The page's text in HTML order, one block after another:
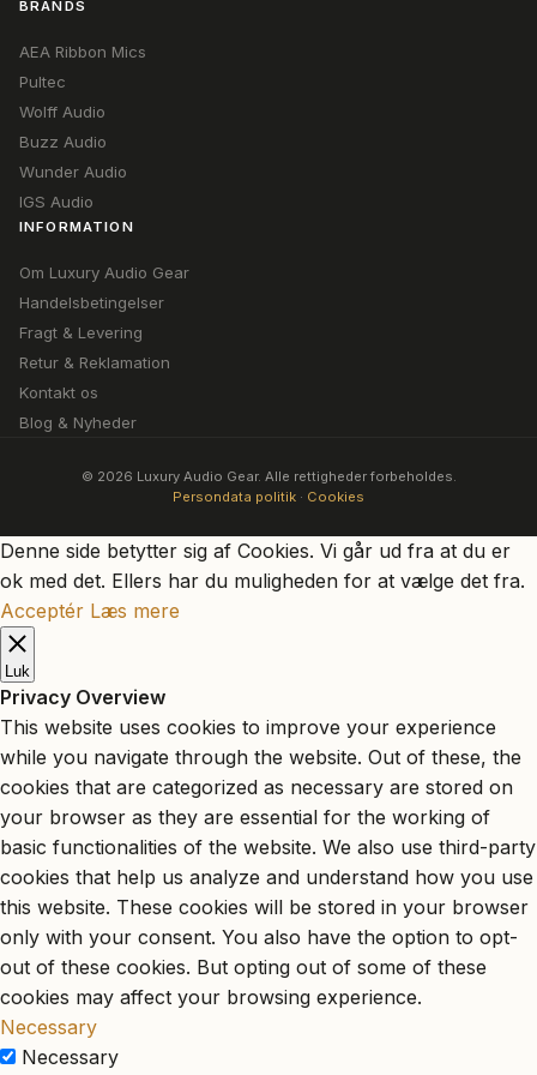
BRANDS
AEA Ribbon Mics
Pultec
Wolff Audio
Buzz Audio
Wunder Audio
IGS Audio
INFORMATION
Om Luxury Audio Gear
Handelsbetingelser
Fragt & Levering
Retur & Reklamation
Kontakt os
Blog & Nyheder
© 2026 Luxury Audio Gear. Alle rettigheder forbeholdes.
Persondata politik · Cookies
Denne side betytter sig af Cookies. Vi går ud fra at du er
ok med det. Ellers har du muligheden for at vælge det fra.
Acceptér Læs mere
Luk
Privacy Overview
This website uses cookies to improve your experience
while you navigate through the website. Out of these, the
cookies that are categorized as necessary are stored on
your browser as they are essential for the working of
basic functionalities of the website. We also use third-party
cookies that help us analyze and understand how you use
this website. These cookies will be stored in your browser
only with your consent. You also have the option to opt-
out of these cookies. But opting out of some of these
cookies may affect your browsing experience.
Necessary
Necessary